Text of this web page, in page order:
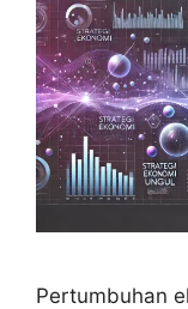
Pertumbuhan